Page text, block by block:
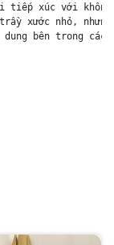
xúc với
xước nhỏ,
dung bên trong